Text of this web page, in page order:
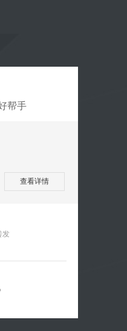
帮手
查看详情
发